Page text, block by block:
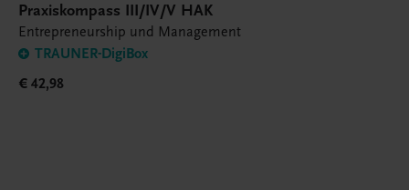
Praxiskompass III/IV/V HAK
Entrepreneurship und Management
TRAUNER-DigiBox
€ 42,98